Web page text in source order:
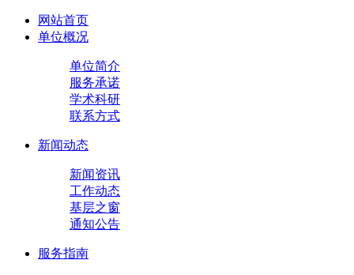
网站首页
单位概况
单位简介
服务承诺
学术科研
联系方式
新闻动态
新闻资讯
工作动态
基层之窗
通知公告
服务指南